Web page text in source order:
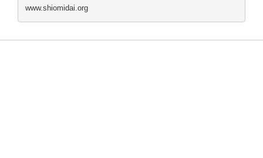
www.shiomidai.org